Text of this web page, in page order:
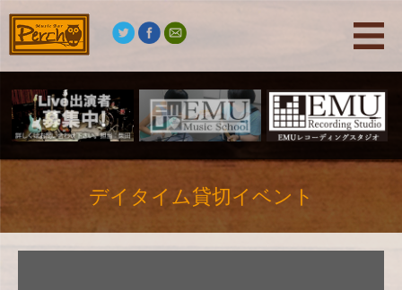
デイタイム貸切イベント